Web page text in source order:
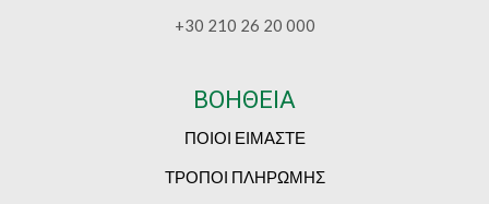
+30 210 26 20 000
ΒΟΗΘΕΙΑ
ΠΟΙΟΙ ΕΙΜΑΣΤΕ
ΤΡΟΠΟΙ ΠΛΗΡΩΜΗΣ